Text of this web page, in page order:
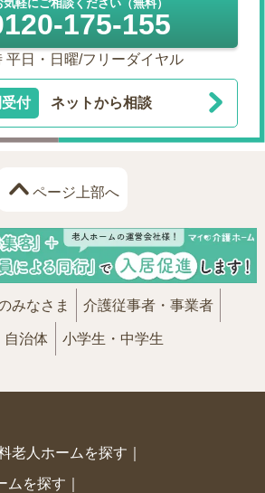
気軽にご相談ください（無料）
175-155
平日・日曜/フリーダイヤル
付 ネットから相談
ページ上部へ
みなさま 介護従事者・事業者
自治体 小学生・中学生
老人ホームを探す
ムを探す